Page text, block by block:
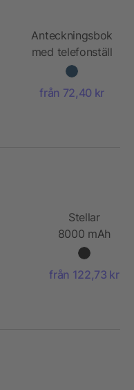
Anteckningsbok
med telefonställ
från 72,40 kr
Stellar
8000 mAh
soldriven
powerbank
från 122,73 kr